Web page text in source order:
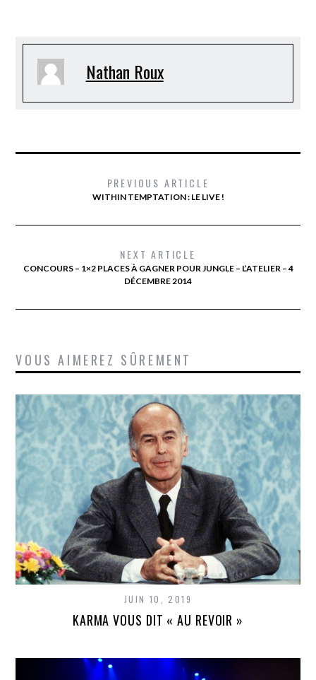
Nathan Roux
PREVIOUS ARTICLE
WITHIN TEMPTATION : LE LIVE !
NEXT ARTICLE
CONCOURS – 1×2 PLACES À GAGNER POUR JUNGLE – L’ATELIER – 4
DÉCEMBRE 2014
VOUS AIMEREZ SÛREMENT
JUIN 10, 2019
KARMA VOUS DIT « AU REVOIR »